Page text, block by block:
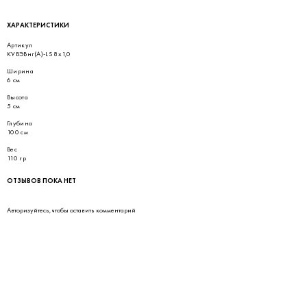
ХАРАКТЕРИСТИКИ
Артикул
КУВЭВнг(А)-LS 8х1,0
Ширина
6 см
Высота
5 см
Глубина
100 см
Вес
110 гр
ОТЗЫВОВ ПОКА НЕТ
Авторизуйтесь, чтобы оставить комментарий